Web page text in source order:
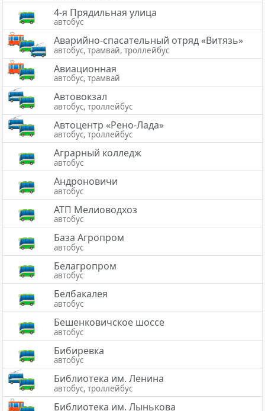
4-я Прядильная улица
автобус
Аварийно-спасательный отряд «Витязь»
автобус, трамвай, троллейбус
Авиационная
автобус, трамвай
Автовокзал
автобус, троллейбус
Автоцентр «Рено-Лада»
автобус, троллейбус
Аграрный колледж
автобус
Андроновичи
автобус
АТП Мелиоводхоз
автобус
База Агропром
автобус
Белагропром
автобус
Белбакалея
автобус
Бешенковичское шоссе
автобус
Бибиревка
автобус
Библиотека им. Ленина
автобус, троллейбус
Библиотека им. Лынькова